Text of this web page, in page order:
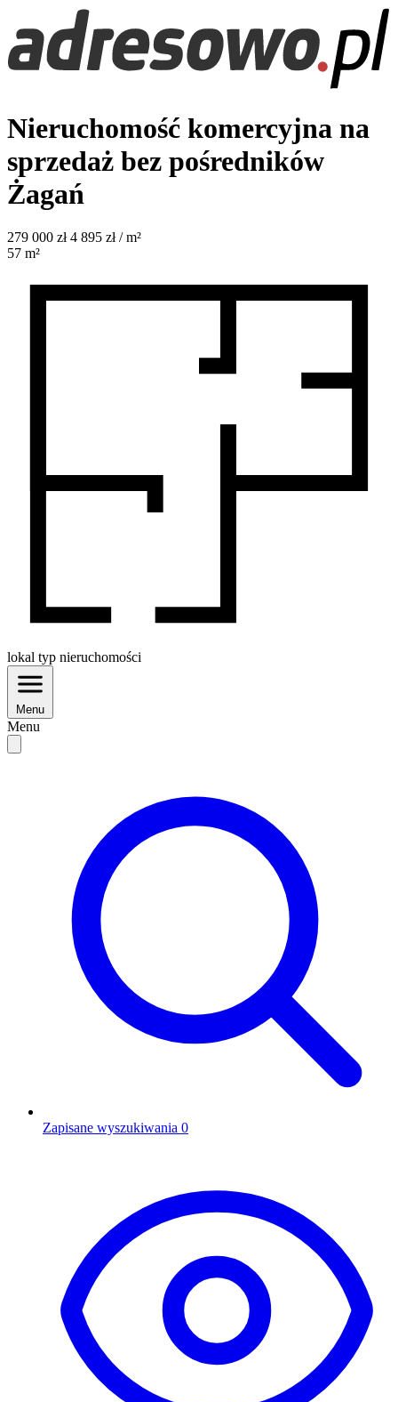
Nieruchomość komercyjna na
sprzedaż bez pośredników
Żagań
279 000 zł 4 895 zł / m²
57 m²
lokal typ nieruchomości
Menu
Menu
Zapisane wyszukiwania 0